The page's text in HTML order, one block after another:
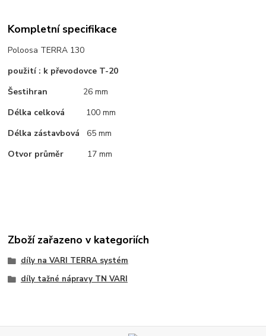
Kompletní specifikace
Poloosa TERRA 130
použití : k převodovce T-20
Šestihran 26 mm
Délka celková 100 mm
Délka zástavbová 65 mm
Otvor průměr 17 mm
Zboží zařazeno v kategoriích
díly na VARI TERRA systém
díly tažné nápravy TN VARI